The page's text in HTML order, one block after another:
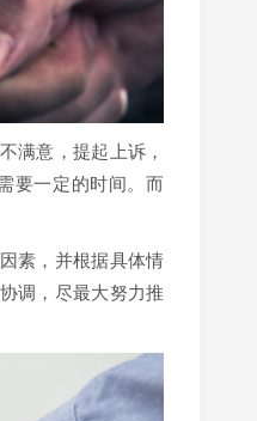
满意，提起上诉，
要一定的时间。而
素，并根据具体情
调，尽最大努力推